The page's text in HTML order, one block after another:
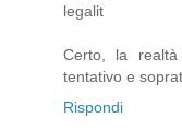
legalit
Certo, la
tentativo e
Rispondi